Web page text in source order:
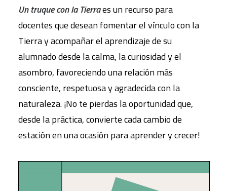
Un truque con la Tierraes un recurso para
docentes que desean fomentar el vínculo con la
Tierra y acompañar el aprendizaje de su
alumnado desde la calma, la curiosidad y el
asombro, favoreciendo una relación más
consciente, respetuosa y agradecida con la
naturaleza. ¡No te pierdas la oportunidad que,
desde la práctica, convierte cada cambio de
estación en una ocasión para aprender y crecer!